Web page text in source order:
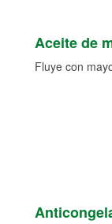
Aceite de
Fluye con